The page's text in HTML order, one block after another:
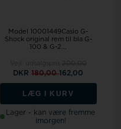
Model 10001449Casio G-
Shock original rem til bla G-
100 & G-2...
DKR180,00162,00
LÆG I KURV
Lager - kan være fremme
imorgen!